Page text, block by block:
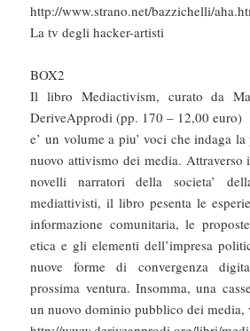
http://www.strano.net/bazzichelli/
La tv degli hacker-artisti
BOX2
Il libro Mediactivism, curato da
DeriveApprodi (pp. 170 – 12,00 euro)
e’ un volume a piu’ voci che indaga
nuovo attivismo dei media.
novelli narratori della societa’
mediattivisti, il libro pesenta le
informazione comunitaria, le
etica e gli elementi dell’impresa
nuove forme di convergenza
prossima ventura. Insomma, una
un nuovo dominio pubblico dei media,